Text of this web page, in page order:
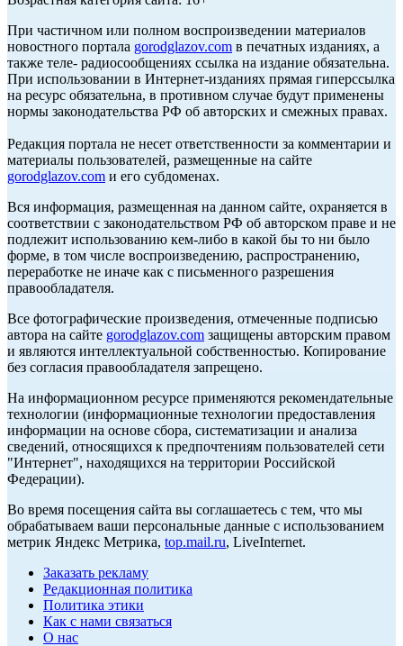
При частичном или полном воспроизведении материалов
новостного портала gorodglazov.com в печатных изданиях, а
также теле- радиосообщениях ссылка на издание обязательна.
При использовании в Интернет-изданиях прямая гиперссылка
на ресурс обязательна, в противном случае будут применены
нормы законодательства РФ об авторских и смежных правах.
Редакция портала не несет ответственности за комментарии и
материалы пользователей, размещенные на сайте
gorodglazov.com и его субдоменах.
Вся информация, размещенная на данном сайте, охраняется в
соответствии с законодательством РФ об авторском праве и не
подлежит использованию кем-либо в какой бы то ни было
форме, в том числе воспроизведению, распространению,
переработке не иначе как с письменного разрешения
правообладателя.
Все фотографические произведения, отмеченные подписью
автора на сайте gorodglazov.com защищены авторским правом
и являются интеллектуальной собственностью. Копирование
без согласия правообладателя запрещено.
На информационном ресурсе применяются рекомендательные
технологии (информационные технологии предоставления
информации на основе сбора, систематизации и анализа
сведений, относящихся к предпочтениям пользователей сети
"Интернет", находящихся на территории Российской
Федерации).
Во время посещения сайта вы соглашаетесь с тем, что мы
обрабатываем ваши персональные данные с использованием
метрик Яндекс Метрика, top.mail.ru, LiveInternet.
Заказать рекламу
Редакционная политика
Политика этики
Как с нами связаться
О нас